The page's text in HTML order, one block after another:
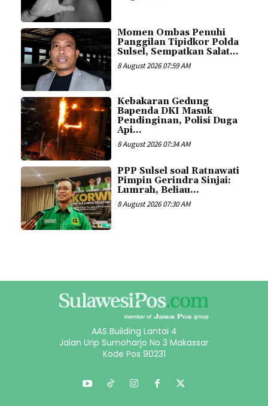
Momen Ombas Penuhi
Panggilan Tipidkor Polda
Sulsel, Sempatkan Salat...
8 August 2026 07:59 AM
Kebakaran Gedung
Bapenda DKI Masuk
Pendinginan, Polisi Duga
Api...
8 August 2026 07:34 AM
PPP Sulsel soal Ratnawati
Pimpin Gerindra Sinjai:
Lumrah, Beliau...
8 August 2026 07:30 AM
AAS Building Lantai 4
Jalan Urip Sumoharjo No 3 Makassar
Kode Pos 90231